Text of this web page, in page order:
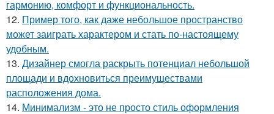
гармонию, комфорт и функциональность.
12. Пример того, как даже небольшое пространство
может заиграть характером и стать по-настоящему
удобным.
13. Дизайнер смогла раскрыть потенциал небольшой
площади и вдохновиться преимуществами
расположения дома.
14. Минимализм - это не просто стиль оформления